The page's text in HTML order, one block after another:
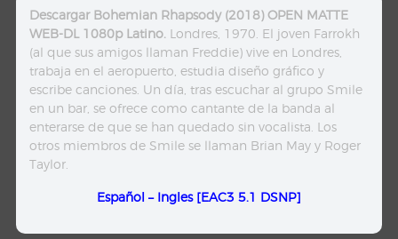
Descargar Bohemian Rhapsody (2018) OPEN MATTE
WEB-DL 1080p Latino. Londres, 1970. El joven Farrokh
(al que sus amigos llaman Freddie) vive en Londres,
trabaja en el aeropuerto, estudia diseño gráfico y
escribe canciones. Un día, tras escuchar al grupo Smile
en un bar, se ofrece como cantante de la banda al
enterarse de que se han quedado sin vocalista. Los
otros miembros de Smile se llaman Brian May y Roger
Taylor.
Español – Ingles [EAC3 5.1 DSNP]